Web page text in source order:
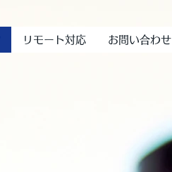
リモート対応 お問い合わせ